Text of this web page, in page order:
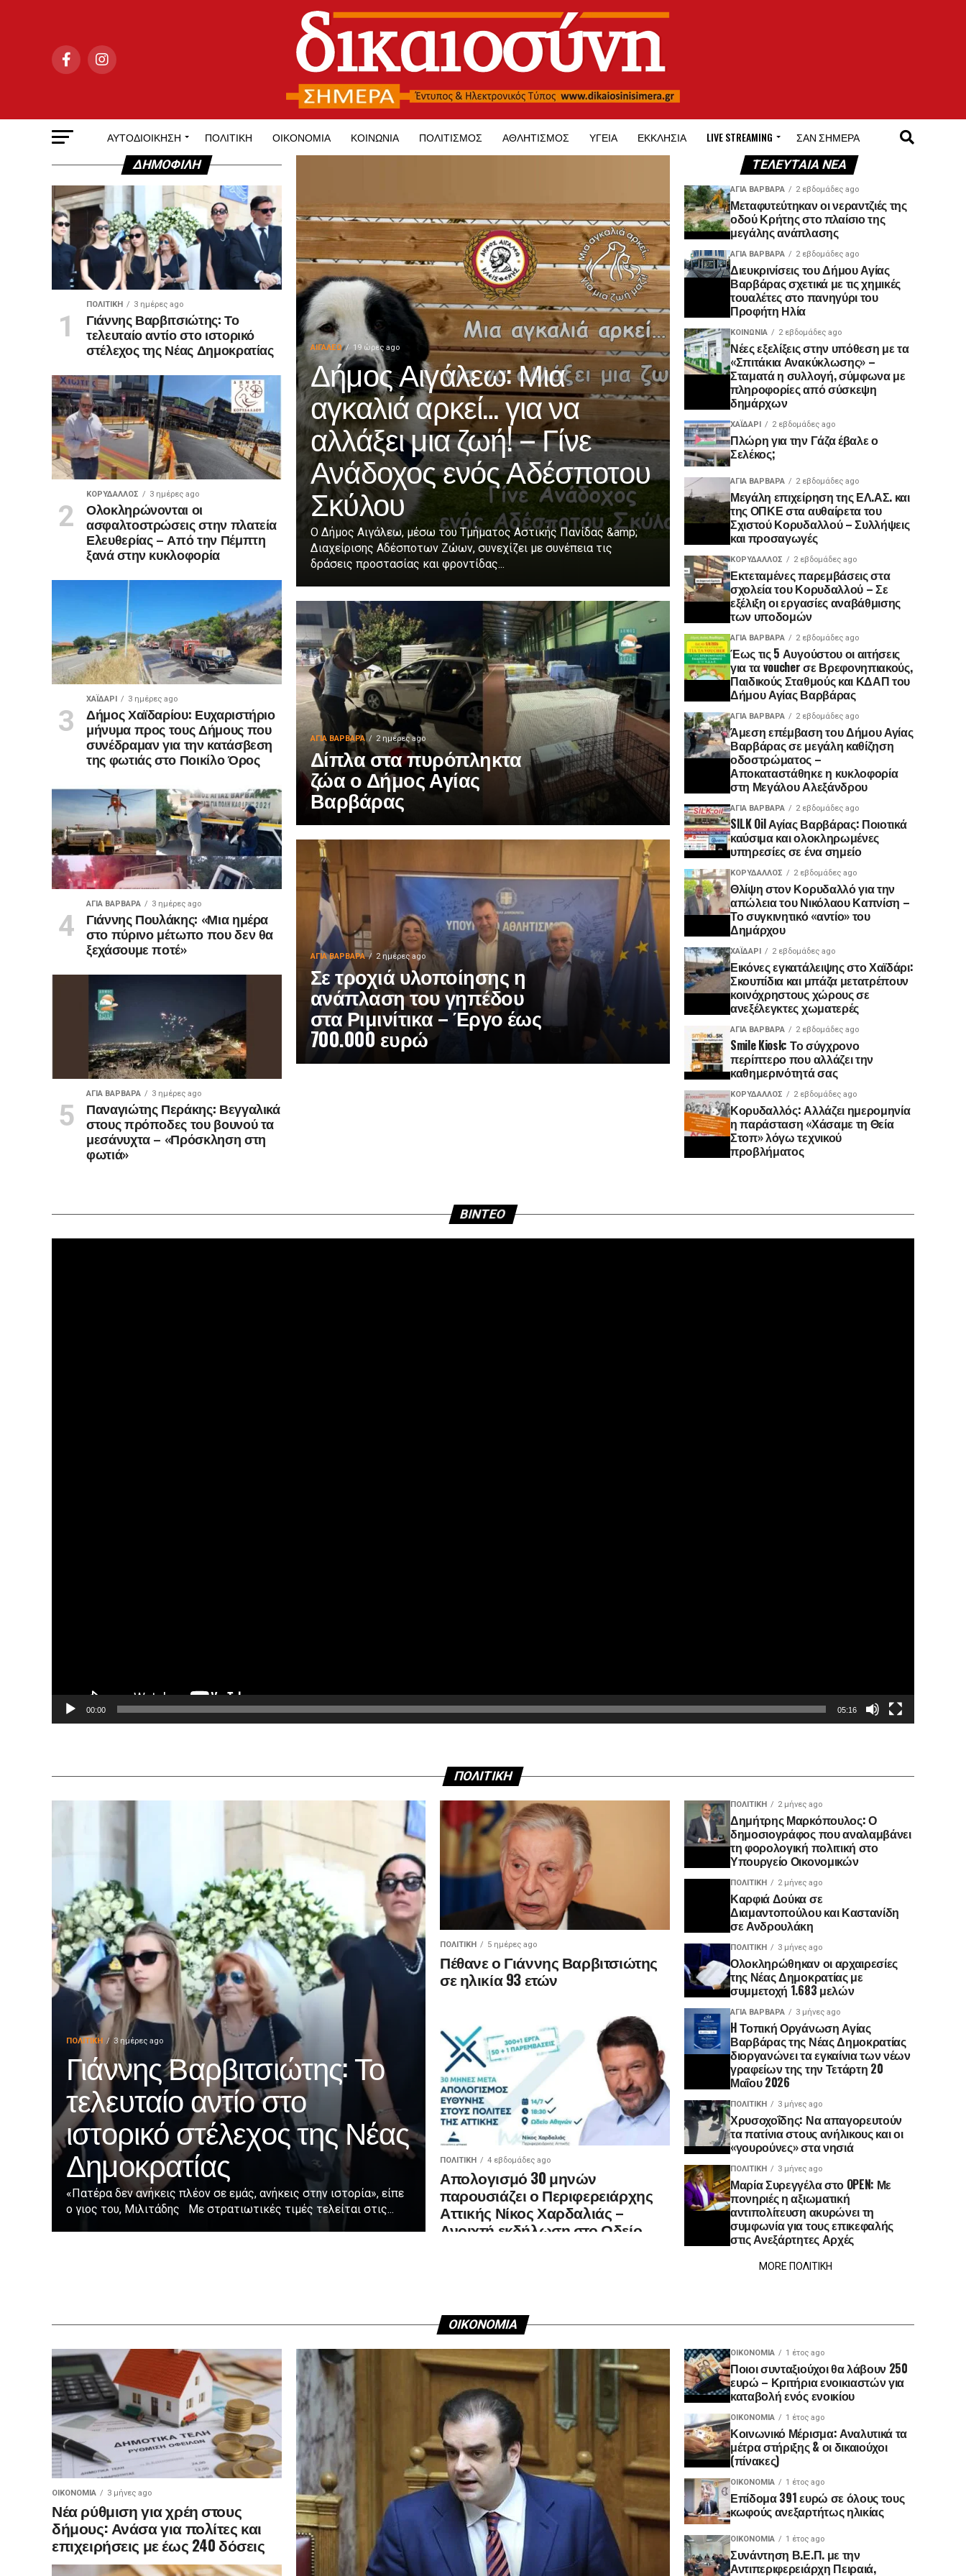
ΑΥΤΟΔΙΟΊΚΗΣΗ ΠΟΛΙΤΙΚΉ ΟΙΚΟΝΟΜΊΑ ΚΟΙΝΩΝΊΑ ΠΟΛΙΤΙΣΜΌΣ ΑΘΛΗΤΙΣΜΌΣ ΥΓΕΊΑ ΕΚΚΛΗΣΊΑ LIVE STREAMING ΣΑΝ ΣΉΜΕΡΑ
ΑΙΓΑΛΕΩ 19 ώρες ago
Δήμος Αιγάλεω: Μια
αγκαλιά αρκεί… για να
αλλάξει μια ζωή! – Γίνε
Ανάδοχος ενός Αδέσποτου
Σκύλου
Ο Δήμος Αιγάλεω, μέσω του Τμήματος Αστικής Πανίδας &amp;
Διαχείρισης Αδέσποτων Ζώων, συνεχίζει με συνέπεια τις
δράσεις προστασίας και φροντίδας...
ΑΓΙΑ ΒΑΡΒΑΡΑ 2 ημέρες ago
Δίπλα στα πυρόπληκτα
ζώα ο Δήμος Αγίας
Βαρβάρας
ΑΓΙΑ ΒΑΡΒΑΡΑ 2 ημέρες ago
Σε τροχιά υλοποίησης η
ανάπλαση του γηπέδου
στα Ριμινίτικα – Έργο έως
700.000 ευρώ
ΔΗΜΟΦΙΛΉ
ΠΟΛΙΤΙΚΉ 3 ημέρες ago
Γιάννης Βαρβιτσιώτης: Το
τελευταίο αντίο στο ιστορικό
στέλεχος της Νέας Δημοκρατίας
ΚΟΡΥΔΑΛΛΟΣ 3 ημέρες ago
Ολοκληρώνονται οι
ασφαλτοστρώσεις στην πλατεία
Ελευθερίας – Από την Πέμπτη
ξανά στην κυκλοφορία
ΧΑΪΔΑΡΙ 3 ημέρες ago
Δήμος Χαϊδαρίου: Ευχαριστήριο
μήνυμα προς τους Δήμους που
συνέδραμαν για την κατάσβεση
της φωτιάς στο Ποικίλο Όρος
ΑΓΙΑ ΒΑΡΒΑΡΑ 3 ημέρες ago
Γιάννης Πουλάκης: «Μια ημέρα
στο πύρινο μέτωπο που δεν θα
ξεχάσουμε ποτέ»
ΑΓΙΑ ΒΑΡΒΑΡΑ 3 ημέρες ago
Παναγιώτης Περάκης: Βεγγαλικά
στους πρόποδες του βουνού τα
μεσάνυχτα – «Πρόσκληση στη
φωτιά»
ΤΕΛΕΥΤΑΊΑ ΝΈΑ
ΑΓΙΑ ΒΑΡΒΑΡΑ 2 εβδομάδες ago
Μεταφυτεύτηκαν οι νεραντζιές της
οδού Κρήτης στο πλαίσιο της
μεγάλης ανάπλασης
ΑΓΙΑ ΒΑΡΒΑΡΑ 2 εβδομάδες ago
Διευκρινίσεις του Δήμου Αγίας
Βαρβάρας σχετικά με τις χημικές
τουαλέτες στο πανηγύρι του
Προφήτη Ηλία
ΚΟΙΝΩΝΊΑ 2 εβδομάδες ago
Νέες εξελίξεις στην υπόθεση με τα
«Σπιτάκια Ανακύκλωσης» –
Σταματά η συλλογή, σύμφωνα με
πληροφορίες από σύσκεψη
δημάρχων
ΧΑΪΔΑΡΙ 2 εβδομάδες ago
Πλώρη για την Γάζα έβαλε ο
Σελέκος;
ΑΓΙΑ ΒΑΡΒΑΡΑ 2 εβδομάδες ago
Μεγάλη επιχείρηση της ΕΛ.ΑΣ. και
της ΟΠΚΕ στα αυθαίρετα του
Σχιστού Κορυδαλλού – Συλλήψεις
και προσαγωγές
ΚΟΡΥΔΑΛΛΟΣ 2 εβδομάδες ago
Εκτεταμένες παρεμβάσεις στα
σχολεία του Κορυδαλλού – Σε
εξέλιξη οι εργασίες αναβάθμισης
των υποδομών
ΑΓΙΑ ΒΑΡΒΑΡΑ 2 εβδομάδες ago
Έως τις 5 Αυγούστου οι αιτήσεις
για τα voucher σε Βρεφονηπιακούς,
Παιδικούς Σταθμούς και ΚΔΑΠ του
Δήμου Αγίας Βαρβάρας
ΑΓΙΑ ΒΑΡΒΑΡΑ 2 εβδομάδες ago
Άμεση επέμβαση του Δήμου Αγίας
Βαρβάρας σε μεγάλη καθίζηση
οδοστρώματος –
Αποκαταστάθηκε η κυκλοφορία
στη Μεγάλου Αλεξάνδρου
ΑΓΙΑ ΒΑΡΒΑΡΑ 2 εβδομάδες ago
SILK Oil Αγίας Βαρβάρας: Ποιοτικά
καύσιμα και ολοκληρωμένες
υπηρεσίες σε ένα σημείο
ΚΟΡΥΔΑΛΛΟΣ 2 εβδομάδες ago
Θλίψη στον Κορυδαλλό για την
απώλεια του Νικόλαου Καπνίση –
Το συγκινητικό «αντίο» του
Δημάρχου
ΧΑΪΔΑΡΙ 2 εβδομάδες ago
Εικόνες εγκατάλειψης στο Χαϊδάρι:
Σκουπίδια και μπάζα μετατρέπουν
κοινόχρηστους χώρους σε
ανεξέλεγκτες χωματερές
ΑΓΙΑ ΒΑΡΒΑΡΑ 2 εβδομάδες ago
Smile Kiosk: Το σύγχρονο
περίπτερο που αλλάζει την
καθημερινότητά σας
ΚΟΡΥΔΑΛΛΟΣ 2 εβδομάδες ago
Κορυδαλλός: Αλλάζει ημερομηνία
η παράσταση «Χάσαμε τη Θεία
Στοπ» λόγω τεχνικού
προβλήματος
BINTEO
00:00 05:16
ΠΟΛΙΤΙΚΗ
ΠΟΛΙΤΙΚΉ 3 ημέρες ago
Γιάννης Βαρβιτσιώτης: Το
τελευταίο αντίο στο
ιστορικό στέλεχος της Νέας
Δημοκρατίας
«Πατέρα δεν ανήκεις πλέον σε εμάς, ανήκεις στην ιστορία», είπε
ο γιος του, Μιλιτάδης Με στρατιωτικές τιμές τελείται στις...
ΠΟΛΙΤΙΚΉ 5 ημέρες ago
Πέθανε ο Γιάννης Βαρβιτσιώτης
σε ηλικία 93 ετών
ΠΟΛΙΤΙΚΉ 4 εβδομάδες ago
Απολογισμό 30 μηνών
παρουσιάζει ο Περιφερειάρχης
Αττικής Νίκος Χαρδαλιάς –
Ανοιχτή εκδήλωση στο Ωδείο
ΠΟΛΙΤΙΚΉ 2 μήνες ago
Δημήτρης Μαρκόπουλος: Ο
δημοσιογράφος που αναλαμβάνει
τη φορολογική πολιτική στο
Υπουργείο Οικονομικών
ΠΟΛΙΤΙΚΉ 2 μήνες ago
Καρφιά Δούκα σε
Διαμαντοπούλου και Καστανίδη
σε Ανδρουλάκη
ΠΟΛΙΤΙΚΉ 3 μήνες ago
Ολοκληρώθηκαν οι αρχαιρεσίες
της Νέας Δημοκρατίας με
συμμετοχή 1.683 μελών
ΑΓΙΑ ΒΑΡΒΑΡΑ 3 μήνες ago
H Τοπική Οργάνωση Αγίας
Βαρβάρας της Νέας Δημοκρατίας
διοργανώνει τα εγκαίνια των νέων
γραφείων της την Τετάρτη 20
Μαΐου 2026
ΠΟΛΙΤΙΚΉ 3 μήνες ago
Χρυσοχοΐδης: Να απαγορευτούν
τα πατίνια στους ανήλικους και οι
«γουρούνες» στα νησιά
ΠΟΛΙΤΙΚΉ 3 μήνες ago
Μαρία Συρεγγέλα στο OPEN: Με
πονηριές η αξιωματική
αντιπολίτευση ακυρώνει τη
συμφωνία για τους επικεφαλής
στις Ανεξάρτητες Αρχές
MORE ΠΟΛΙΤΙΚΗ
ΟΙΚΟΝΟΜΙΑ
ΟΙΚΟΝΟΜΊΑ 3 μήνες ago
Νέα ρύθμιση για χρέη στους
δήμους: Ανάσα για πολίτες και
επιχειρήσεις με έως 240 δόσεις
ΟΙΚΟΝΟΜΊΑ 1 έτος ago
Ποιοι συνταξιούχοι θα λάβουν 250
ευρώ – Κριτήρια ενοικιαστών για
καταβολή ενός ενοικίου
ΟΙΚΟΝΟΜΊΑ 1 έτος ago
Κοινωνικό Μέρισμα: Αναλυτικά τα
μέτρα στήριξης & οι δικαιούχοι
(πίνακες)
ΟΙΚΟΝΟΜΊΑ 1 έτος ago
Επίδομα 391 ευρώ σε όλους τους
κωφούς ανεξαρτήτως ηλικίας
ΟΙΚΟΝΟΜΊΑ 1 έτος ago
Συνάντηση Β.Ε.Π. με την
Αντιπεριφερειάρχη Πειραιά,